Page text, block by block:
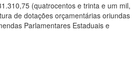
(quatrocentos e trinta e um mil,
de dotações orçamentárias oriundas
Parlamentares Estaduais e